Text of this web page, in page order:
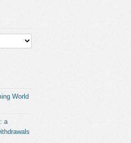
World
a